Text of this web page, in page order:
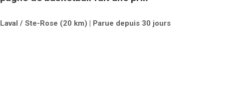
Laval / Ste-Rose (20 km) | Parue depuis 30 jours